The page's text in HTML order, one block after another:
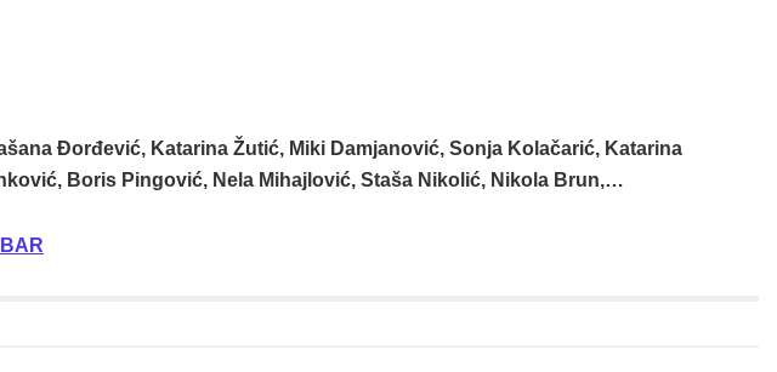
Đorđević, Katarina Žutić, Miki Damjanović, Sonja Kolačarić, Katarina
Boris Pingović, Nela Mihajlović, Staša Nikolić, Nikola Brun,…